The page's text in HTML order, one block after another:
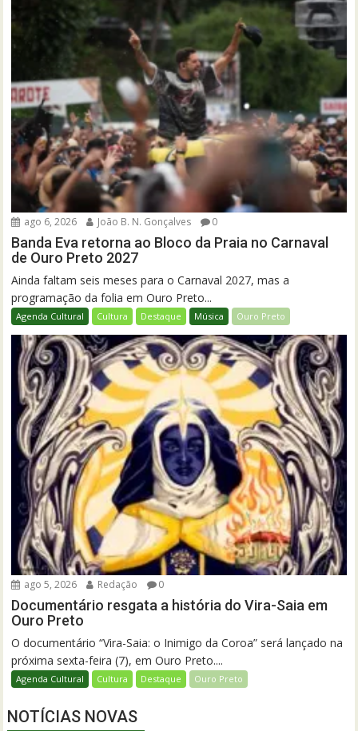
ago 6, 2026 João B. N. Gonçalves 0
Banda Eva retorna ao Bloco da Praia no Carnaval
de Ouro Preto 2027
Ainda faltam seis meses para o Carnaval 2027, mas a
programação da folia em Ouro Preto...
Agenda Cultural Cultura Destaque Música Ouro Preto
ago 5, 2026 Redação 0
Documentário resgata a história do Vira-Saia em
Ouro Preto
O documentário “Vira-Saia: o Inimigo da Coroa” será lançado na
próxima sexta-feira (7), em Ouro Preto....
Agenda Cultural Cultura Destaque Ouro Preto
NOTÍCIAS NOVAS